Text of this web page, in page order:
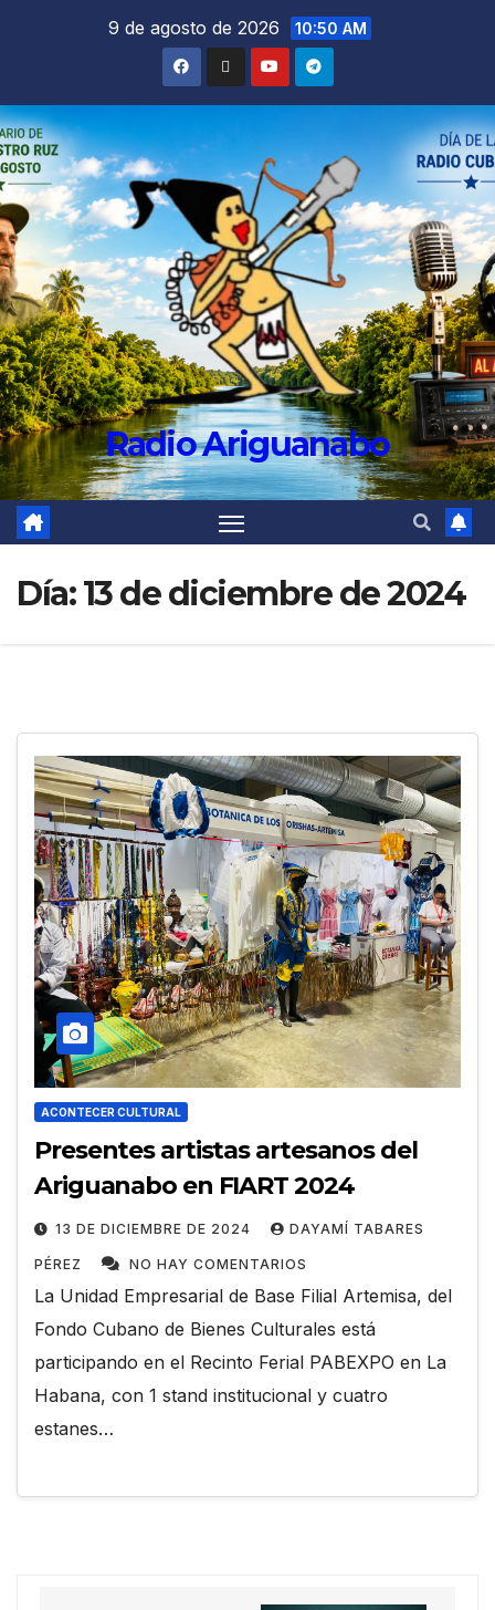
9 de agosto de 2026 10:50 AM
Radio Ariguanabo
Día:13 de diciembre de 2024
ACONTECER CULTURAL
Presentes artistas artesanos del
Ariguanabo en FIART 2024
13 DE DICIEMBRE DE 2024 DAYAMÍ TABARES
PÉREZ NO HAY COMENTARIOS
La Unidad Empresarial de Base Filial Artemisa, del
Fondo Cubano de Bienes Culturales está
participando en el Recinto Ferial PABEXPO en La
Habana, con 1 stand institucional y cuatro
estanes…